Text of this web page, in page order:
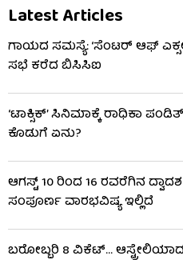
Latest Articles
ಗಾಯದ ಸಮಸ್ಯೆ: ‘ಸೆಂಟರ್ ಆಫ್
ಸಭೆ ಕರೆದ ಬಿಸಿಸಿಐ
‘ಟಾಕ್ಸಿಕ್’ ಸಿನಿಮಾಕ್ಕೆ ರಾಧಿಕಾ
ಕೊಡುಗೆ ಏನು?
ಆಗಸ್ಟ್ 10 ರಿಂದ 16 ರವರೆಗಿನ
ಸಂಪೂರ್ಣ ವಾರಭವಿಷ್ಯ ಇಲ್ಲಿದೆ
ಬರೋಬ್ಬರಿ 8 ವಿಕೆಟ್​...